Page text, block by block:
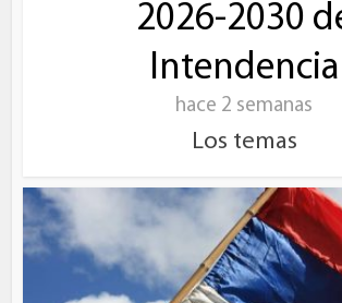
2026-2030
Intendencia
hace 2 semanas
Los temas